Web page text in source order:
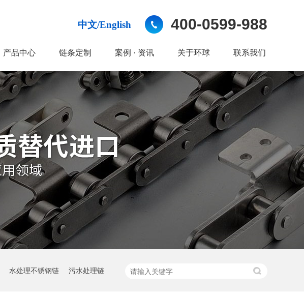
中文/English 400-0599-988
产品中心 链条定制 案例 · 资讯 关于环球 联系我们
水处理不锈钢链 污水处理链